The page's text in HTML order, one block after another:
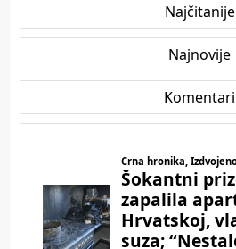
Najčitanije
Najnovije
Komentari